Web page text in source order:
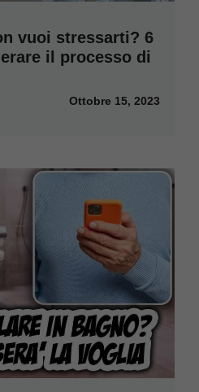
vuoi stressarti? 6
il processo di
Ottobre 15, 2023